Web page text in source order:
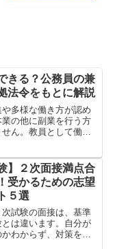
きる？公務員の兼
法令をもとに解説
多様な働き方が認め
の他に副業を行う方
ん。教員として働い
原則的に副業は禁止さ
し、副業...
】２次面接満点合
受かるための志望
５選
試験の面接は、基準
は違います。自分が
わからず、対策を立